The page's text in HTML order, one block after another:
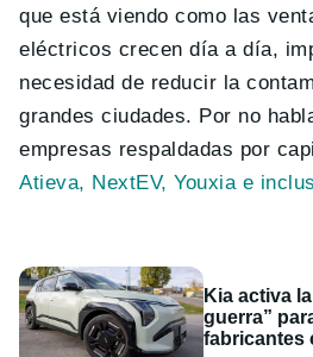
que está viendo como las
eléctricos crecen día a día,
necesidad de reducir la
grandes ciudades. Por no
empresas respaldadas por
Atieva, NextEV, Youxia e
Kia activa
guerra”
fabricantes